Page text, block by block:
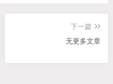
下一篇
无更多文章